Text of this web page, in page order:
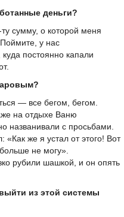
деньги?
сумму, о которой меня
у нас
постоянно капали
— все бегом, бегом.
на отдыхе Ваню
названивали с просьбами.
«Как же я устал от этого! Вот
не могу».
рубили шашкой, и он опять
из этой системы